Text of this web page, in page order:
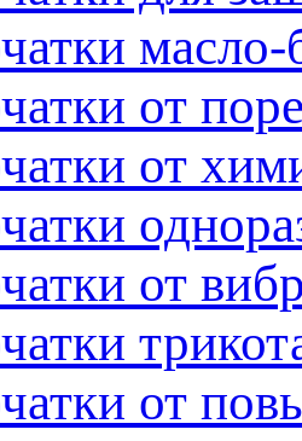
масло-
от
от
от
от